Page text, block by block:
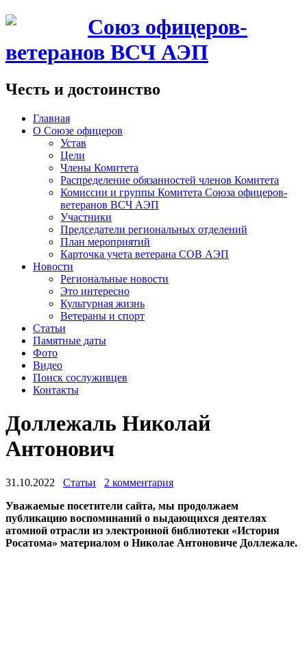
Союз офицеров-
ветеранов ВСЧ АЭП
Честь и достоинство
Главная
О Союзе офицеров
Устав
Цели
Члены Комитета
Распределение обязанностей членов Комитета
Комиссии и группы Комитета Союза офицеров-
ветеранов ВСЧ АЭП
Участники
Председатели региональных отделений
План мероприятий
Карточка учета ветерана CОВ АЭП
Новости
Региональные новости
Это интересно
Культурная жизнь
Ветераны и спорт
Статьи
Памятные даты
Фото
Видео
Поиск сослуживцев
Контакты
Доллежаль Николай
Антонович
31.10.2022 Статьи
2 комментария
Уважаемые посетители сайта, мы продолжаем
публикацию воспоминаний о выдающихся деятелях
атомной отрасли из электронной библиотеки «История
Росатома» материалом о Николае Антоновиче Доллежале.